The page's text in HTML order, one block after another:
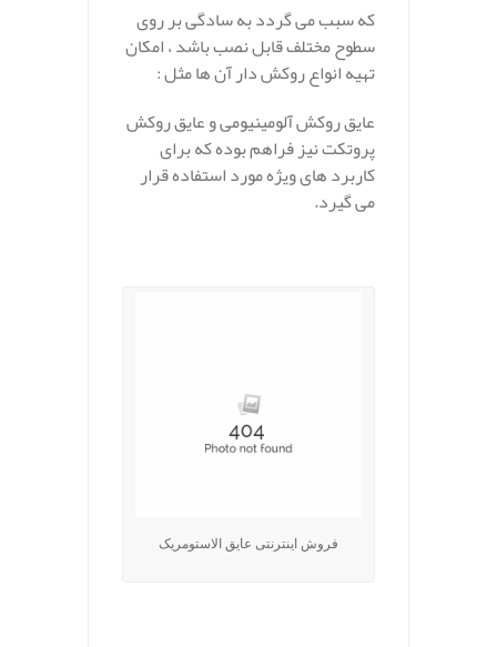
که سبب می گردد به سادگی بر روی
سطوح مختلف قابل نصب باشد ، امکان
تهیه انواع روکش دار آن ها مثل :
عایق روکش آلومینیومی و عایق روکش
پروتکت نیز فراهم بوده که برای
کاربرد های ویژه مورد استفاده قرار
می گیرد.
فروش اینترنتی عایق الاستومریک